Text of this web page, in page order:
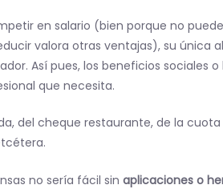
en salario (bien porque no
valora otras ventajas), su
Así pues, los beneficios sociales
que necesita.
del cheque restaurante, de la
no sería fácil sin aplicaciones o